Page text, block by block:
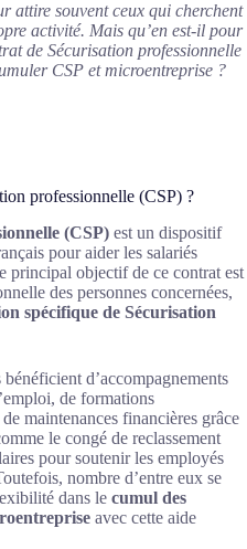
attire souvent ceux qui cherchent
activité. Mais qu’en est-il pour
de Sécurisation professionnelle
CSP et microentreprise ?
professionnelle (CSP) ?
(CSP) est un dispositif
pour aider les salariés
principal objectif de ce contrat est
des personnes concernées,
spécifique de Sécurisation
d’accompagnements
de formations
maintenances financières grâce
le congé de reclassement
pour soutenir les employés
nombre d’entre eux se
dans le cumul des
avec cette aide